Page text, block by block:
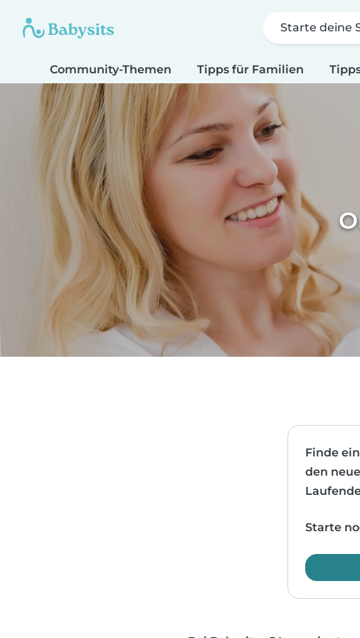
Starte deine
Community-Themen Tipps für Familien
Finde
den
Starte